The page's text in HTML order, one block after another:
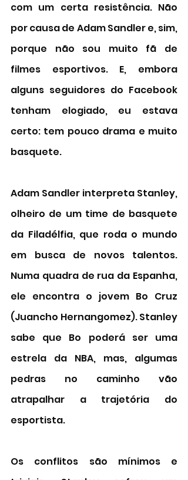
com um certa resistência. Não
por causa de Adam Sandler e, sim,
porque não sou muito fã de
filmes esportivos. E, embora
alguns seguidores do Facebook
tenham elogiado, eu estava
certo: tem pouco drama e muito
basquete.
Adam Sandler interpreta Stanley,
olheiro de um time de basquete
da Filadélfia, que roda o mundo
em busca de novos talentos.
Numa quadra de rua da Espanha,
ele encontra o jovem Bo Cruz
(Juancho Hernangomez). Stanley
sabe que Bo poderá ser uma
estrela da NBA, mas, algumas
pedras no caminho vão
atrapalhar a trajetória do
esportista.
Os conflitos são mínimos e